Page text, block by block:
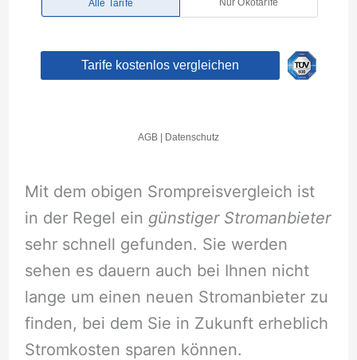
Mit dem obigen Srompreisvergleich ist
in der Regel ein günstiger Stromanbieter
sehr schnell gefunden. Sie werden
sehen es dauern auch bei Ihnen nicht
lange um einen neuen Stromanbieter zu
finden, bei dem Sie in Zukunft erheblich
Stromkosten sparen können.